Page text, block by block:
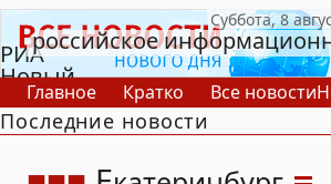
РИА
Новый
День
российское
Главное Кратко Все новости
В России
В мире
Последние новости